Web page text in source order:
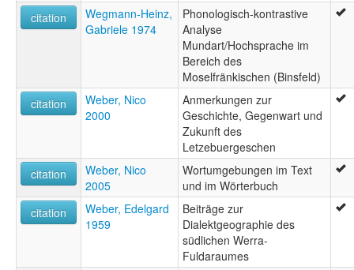
citation
Wegmann-Heinz,
Gabriele 1974
Phonologisch-kontrastive
Analyse
Mundart/Hochsprache im
Bereich des
Moselfränkischen (Binsfeld)
citation
Weber, Nico
2000
Anmerkungen zur
Geschichte, Gegenwart und
Zukunft des
Letzebuergeschen
citation
Weber, Nico
2005
Wortumgebungen im Text
und im Wörterbuch
citation
Weber, Edelgard
1959
Beiträge zur
Dialektgeographie des
südlichen Werra-
Fuldaraumes